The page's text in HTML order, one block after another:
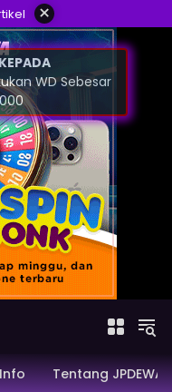
×
Info Tentang JPDEWA
WD Sebesar